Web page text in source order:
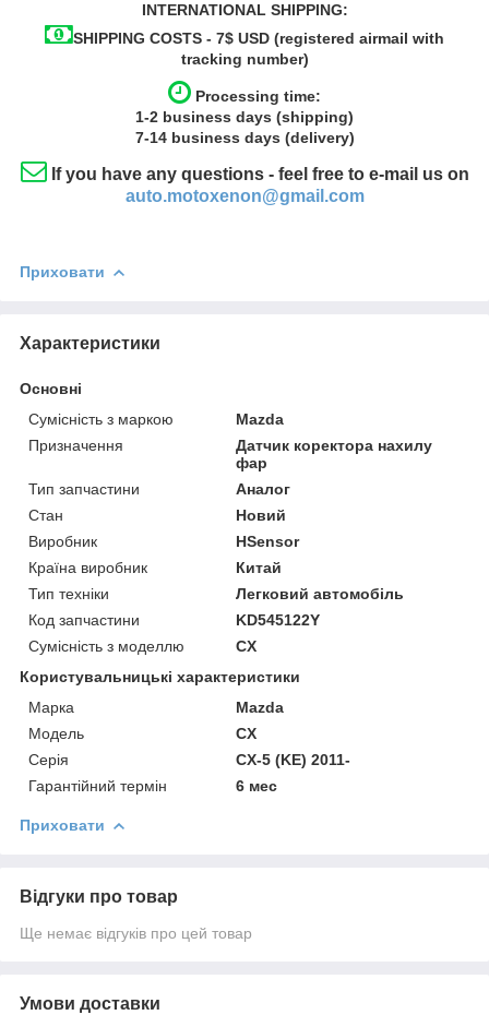
INTERNATIONAL SHIPPING:
SHIPPING COSTS - 7$ USD (registered airmail with
tracking number)
Processing time:
1-2 business days (shipping)
7-14 business days (delivery)
If you have any questions - feel free to e-mail us on
auto.motoxenon@gmail.com
Приховати
Характеристики
Основні
Сумісність з маркою
Mazda
Призначення
Датчик коректора нахилу
фар
Тип запчастини
Аналог
Стан
Новий
Виробник
HSensor
Країна виробник
Китай
Тип техніки
Легковий автомобіль
Код запчастини
KD545122Y
Сумісність з моделлю
CX
Користувальницькі характеристики
Марка
Mazda
Модель
CX
Серія
CX-5 (KE) 2011-
Гарантійний термін
6 мес
Приховати
Відгуки про товар
Ще немає відгуків про цей товар
Умови доставки